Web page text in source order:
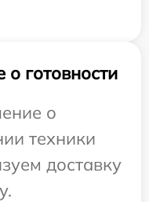
готовности
о
техники
доставку